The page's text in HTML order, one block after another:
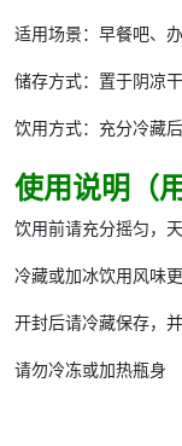
适用场景：早餐吧、
储存方式：置于阴凉
饮用方式：充分冷藏
使用说明（
饮用前请充分摇匀，
冷藏或加冰饮用风味
开封后请冷藏保存，
请勿冷冻或加热瓶身